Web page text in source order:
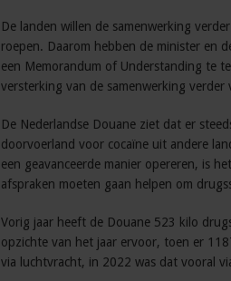
De landen willen de samenwerking
roepen. Daarom hebben de minister en
een Memorandum of Understanding te
versterking van de samenwerking verder
De Nederlandse Douane ziet dat er
doorvoerland voor cocaïne uit andere
een geavanceerde manier opereren, is
afspraken moeten gaan helpen om
Vorig jaar heeft de Douane 523 kilo
opzichte van het jaar ervoor, toen er
via luchtvracht, in 2022 was dat vooral